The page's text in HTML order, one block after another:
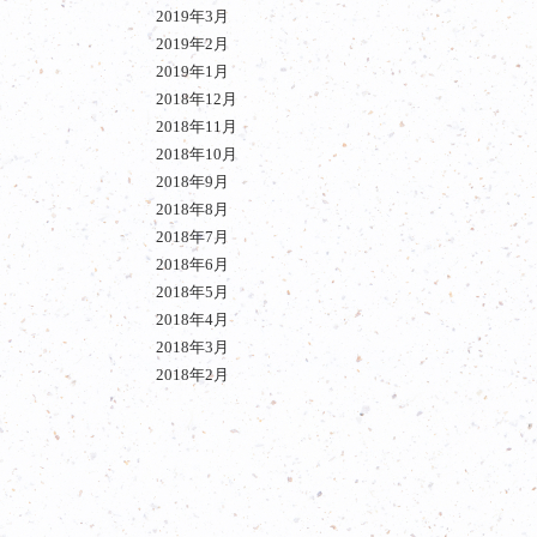
2019年3月
2019年2月
2019年1月
2018年12月
2018年11月
2018年10月
2018年9月
2018年8月
2018年7月
2018年6月
2018年5月
2018年4月
2018年3月
2018年2月